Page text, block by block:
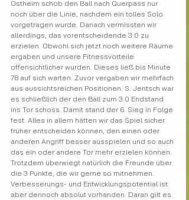
Ostheim schob den Ball nach Querpass nur
noch über die Linie, nachdem ein tolles Solo
vorgetragen wurde. Danach vermissten wir
allerdings, das vorentscheidende 3:0 zu
erzielen. Obwohl sich jetzt noch weitere Räume
ergaben und unsere Fitnessvorteile
offensichtlicher wurden. Dieses ließ bis Minute
78 auf sich warten. Zuvor vergaben wir mehrfach
aus aussichtsreichen Positionen. S. Jentsch war
es schließlich der den Ball zum 3:0 Endstand
ins Tor schoss. Damit stand der 6. Sieg in Folge
fest. Alles in allem hätten wir das Spiel sicher
früher entscheiden können, den einen oder
anderen Angriff besser ausspielen und so auch
das ein oder andere Tor mehr erzielen können.
Trotzdem überwiegt natürlich die Freunde über
die 3 Punkte, die wir gerne so mitnehmen.
Verbesserungs- und Entwicklungspotential ist
aber dennoch absolut vorhanden. Daran gilt es